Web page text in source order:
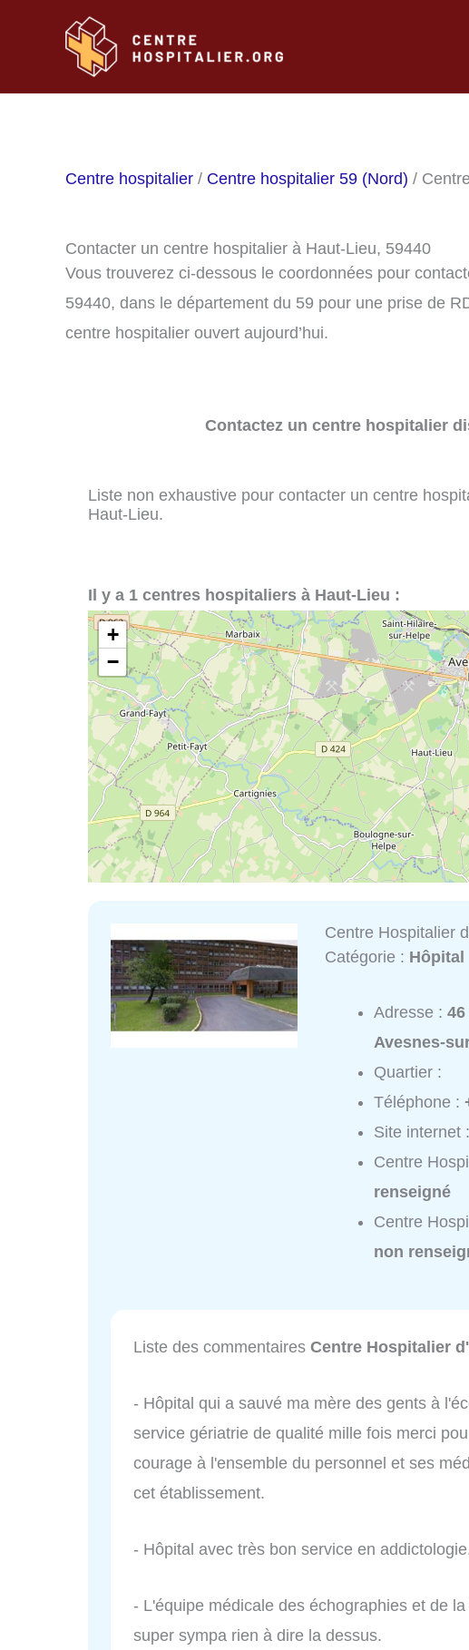
Centre hospitalier / Centre hospitalier 59 (Nord) /
Contacter un centre hospitalier à Haut-Lieu, 59440
Vous trouverez ci-dessous le coordonnées pour
59440, dans le département du 59 pour une prise de
centre hospitalier ouvert aujourd’hui.
Contactez un centre hospitalier
Liste non exhaustive pour contacter un centre
Haut-Lieu.
Il y a 1 centres hospitaliers à Haut-Lieu :
+
−
Centre Hospitalier
Catégorie : Hôpital
Adresse :
Avesnes-
Quartier :
Téléphone :
Site internet :
Centre
renseigné
Centre
non
Liste des commentaires Centre Hospitalier
- Hôpital qui a sauvé ma mère des gents à
service gériatrie de qualité mille fois merci
courage à l'ensemble du personnel et ses
cet établissement.
- Hôpital avec très bon service en
- L'équipe médicale des échographies et de
super sympa rien à dire la dessus.